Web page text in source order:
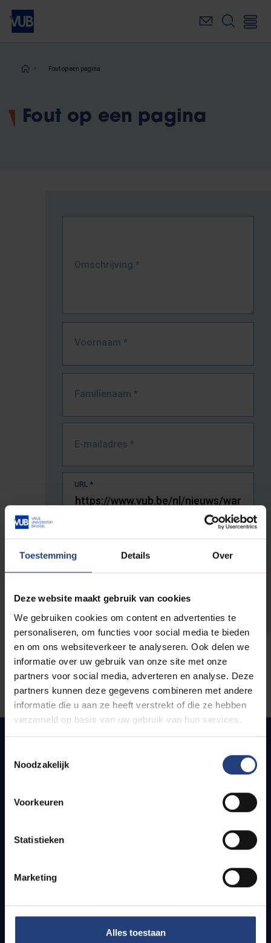
Toestemming Details Over
Deze website maakt gebruik van cookies
We gebruiken cookies om content en advertenties te
personaliseren, om functies voor social media te bieden
en om ons websiteverkeer te analyseren. Ook delen we
informatie over uw gebruik van onze site met onze
partners voor social media, adverteren en analyse. Deze
partners kunnen deze gegevens combineren met andere
informatie die u aan ze heeft verstrekt of die ze hebben
verzameld op basis van uw gebruik van hun services.
Noodzakelijk
Voorkeuren
Statistieken
Marketing
Alles toestaan
Overslaan
naar
inhoudKruimelpad
Fout op een pagina
Fout op een pagina
Omschrijving *
Voornaam *
Familienaam *
E-mailadres *
URL *
De volledige URL van de pagina waar je de fout zag.
Snel naar
Bereikbaarheid